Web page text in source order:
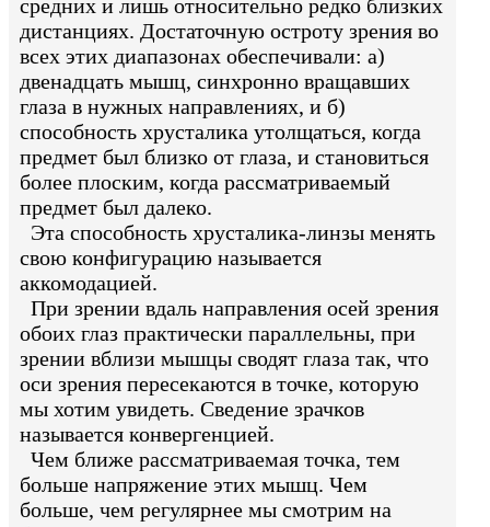
средних и лишь относительно редко близких
дистанциях. Достаточную остроту зрения во
всех этих диапазонах обеспечивали: а)
двенадцать мышц, синхронно вращавших
глаза в нужных направлениях, и б)
способность хрусталика утолщаться, когда
предмет был близко от глаза, и становиться
более плоским, когда рассматриваемый
предмет был далеко.
Эта способность хрусталика-линзы менять
свою конфигурацию называется
аккомодацией.
При зрении вдаль направления осей зрения
обоих глаз практически параллельны, при
зрении вблизи мышцы сводят глаза так, что
оси зрения пересекаются в точке, которую
мы хотим увидеть. Сведение зрачков
называется конвергенцией.
Чем ближе рассматриваемая точка, тем
больше напряжение этих мышц. Чем
больше, чем регулярнее мы смотрим на